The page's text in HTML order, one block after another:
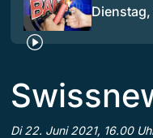
Di 22. Juni 2021, 16.00